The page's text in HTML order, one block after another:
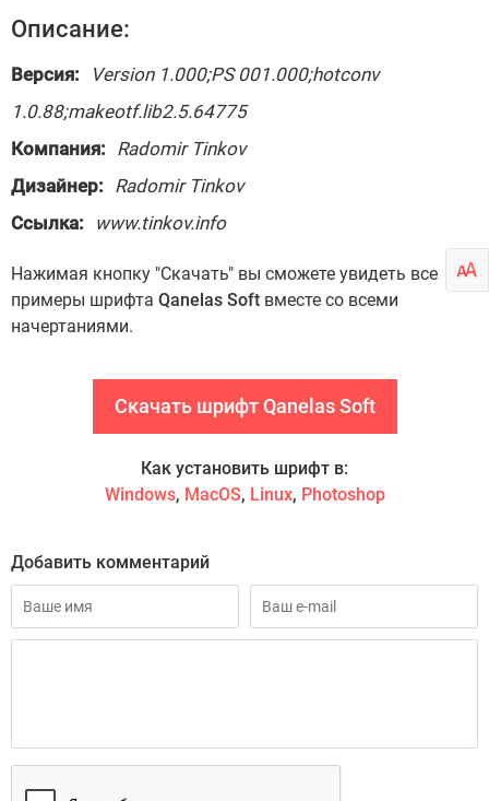
Описание:
Версия:
Version 1.000;PS 001.000;hotconv
1.0.88;makeotf.lib2.5.64775
Компания: Radomir Tinkov
Дизайнер: Radomir Tinkov
Ссылка:
www.tinkov.info
Нажимая кнопку "Скачать" вы сможете увидеть все
примеры шрифта Qanelas Soft вместе со всеми
начертаниями.
Скачать шрифт Qanelas Soft
Как установить шрифт в:
Windows, MacOS, Linux, Photoshop
Добавить комментарий